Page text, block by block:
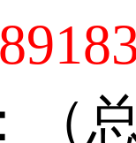
（